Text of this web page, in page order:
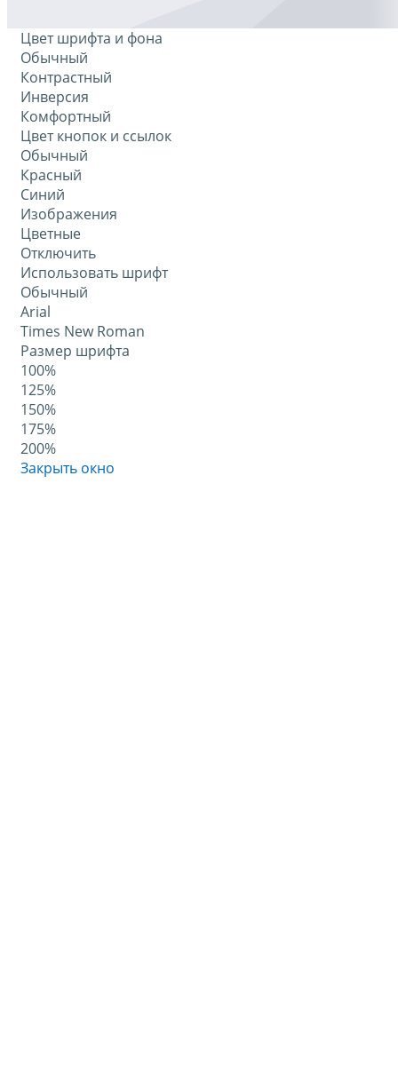
Цвет шрифта и фона
Обычный
Контрастный
Инверсия
Комфортный
Цвет кнопок и ссылок
Обычный
Красный
Синий
Изображения
Цветные
Отключить
Использовать шрифт
Обычный
Arial
Times New Roman
Размер шрифта
100%
125%
150%
175%
200%
Закрыть окно